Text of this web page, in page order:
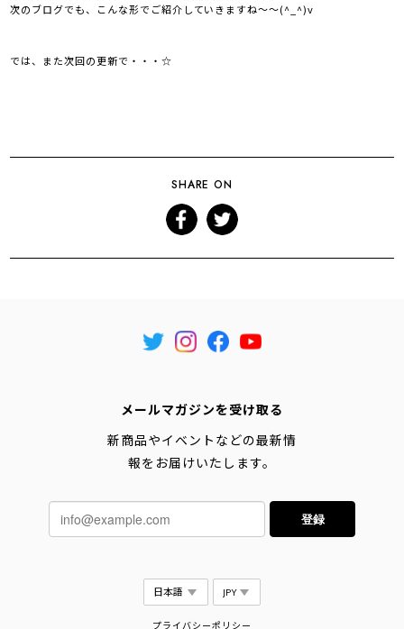
次のブログでも、こんな形でご紹介していきますね～～(^_^)v
では、また次回の更新で・・・☆
SHARE ON
メールマガジンを受け取る
新商品やイベントなどの最新情
報をお届けいたします。
登録
プライバシーポリシー